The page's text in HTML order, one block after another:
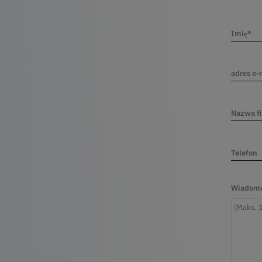
Imię*
adres
Nazwa
Telefon